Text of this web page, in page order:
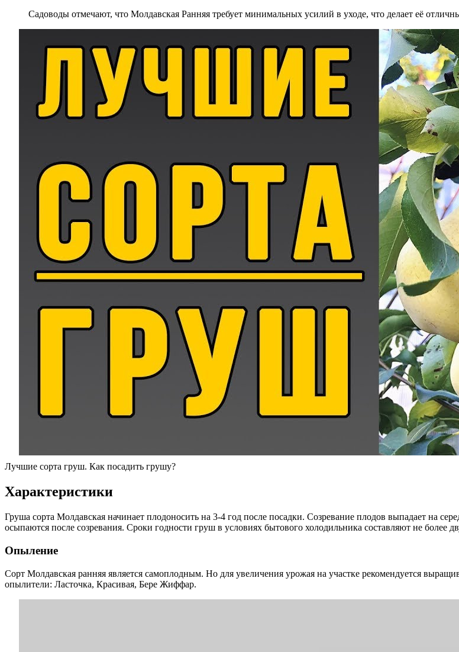
Садоводы отмечают, что Молдавская Ранняя требует минимальных усилий в уходе, что делает её
Лучшие сорта груш. Как посадить грушу?
Характеристики
Груша сорта Молдавская начинает плодоносить на 3-4 год после посадки. Созревание плодов выпадает на
осыпаются после созревания. Сроки годности груш в условиях бытового холодильника составляют не более
Опыление
Сорт Молдавская ранняя является самоплодным. Но для увеличения урожая на участке рекомендуется
опылители: Ласточка, Красивая, Бере Жиффар.